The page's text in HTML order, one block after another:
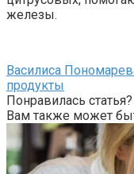
железы.
Василиса
продукты
Понравилась
Вам также может